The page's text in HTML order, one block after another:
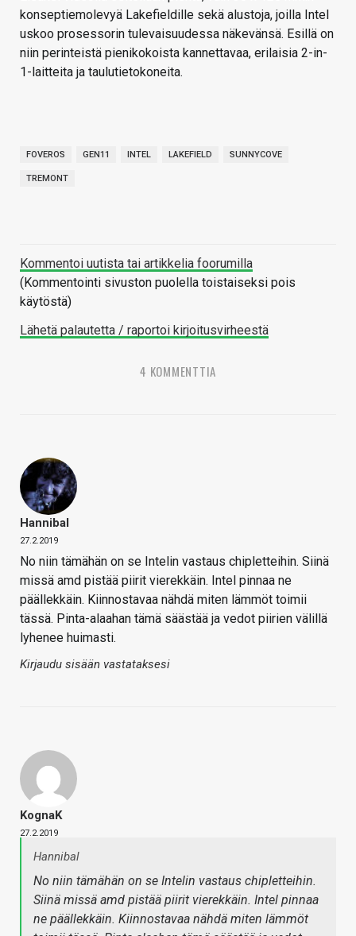
konseptiemolevyä Lakefieldille sekä alustoja, joilla Intel
uskoo prosessorin tulevaisuudessa näkevänsä. Esillä on
niin perinteistä pienikokoista kannettavaa, erilaisia 2-in-
1-laitteita ja taulutietokoneita.
FOVEROS GEN11 INTEL LAKEFIELD SUNNYCOVE
TREMONT
Kommentoi uutista tai artikkelia foorumilla
(Kommentointi sivuston puolella toistaiseksi pois
käytöstä)
Lähetä palautetta / raportoi kirjoitusvirheestä
4 KOMMENTTIA
Hannibal
27.2.2019
No niin tämähän on se Intelin vastaus chipletteihin. Siinä
missä amd pistää piirit vierekkäin. Intel pinnaa ne
päällekkäin. Kiinnostavaa nähdä miten lämmöt toimii
tässä. Pinta-alaahan tämä säästää ja vedot piirien välillä
lyhenee huimasti.
Kirjaudu sisään vastataksesi
KognaK
27.2.2019
Hannibal
No niin tämähän on se Intelin vastaus chipletteihin.
Siinä missä amd pistää piirit vierekkäin. Intel pinnaa
ne päällekkäin. Kiinnostavaa nähdä miten lämmöt